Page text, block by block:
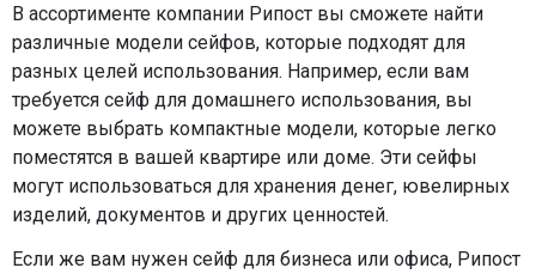
В ассортименте компании Рипост вы сможете найти
различные модели сейфов, которые подходят для
разных целей использования. Например, если вам
требуется сейф для домашнего использования, вы
можете выбрать компактные модели, которые легко
поместятся в вашей квартире или доме. Эти сейфы
могут использоваться для хранения денег, ювелирных
изделий, документов и других ценностей.
Если же вам нужен сейф для бизнеса или офиса, Рипост